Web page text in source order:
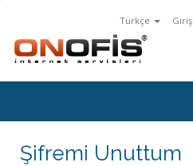
Türkçe Giriş
Şifremi Unuttum